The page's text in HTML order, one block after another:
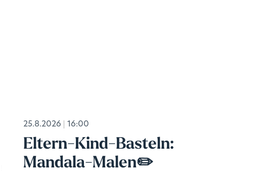
25.8.2026 16:00
Eltern-Kind-Basteln:
Mandala-Malen✏️